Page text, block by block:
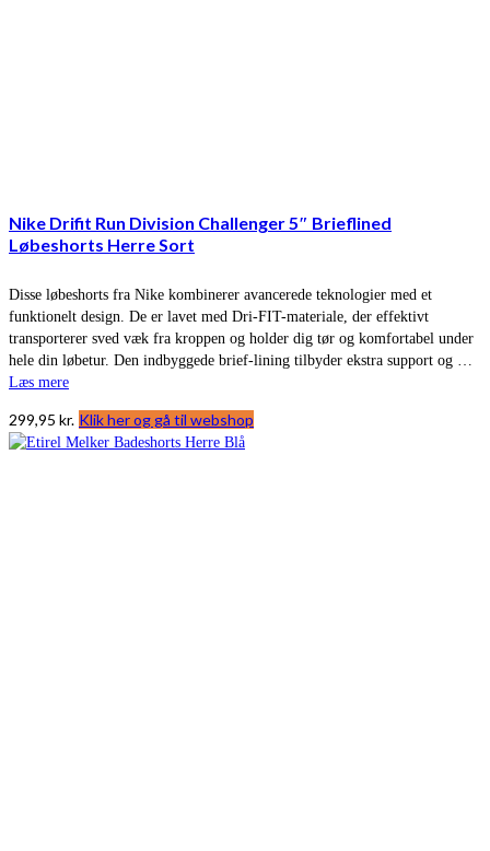
Nike Drifit Run Division Challenger 5″ Brieflined
Løbeshorts Herre Sort
Disse løbeshorts fra Nike kombinerer avancerede teknologier med et
funktionelt design. De er lavet med Dri-FIT-materiale, der effektivt
transporterer sved væk fra kroppen og holder dig tør og komfortabel under
hele din løbetur. Den indbyggede brief-lining tilbyder ekstra support og …
Læs mere
299,95 kr. Klik her og gå til webshop